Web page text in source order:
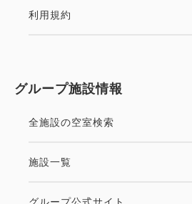
利用規約
グループ施設情報
全施設の空室検索
施設一覧